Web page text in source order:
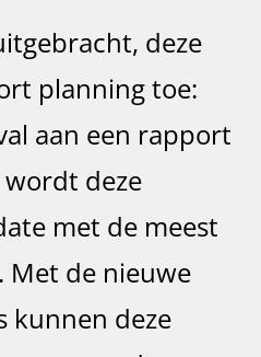
deze
planning toe:
aan een rapport
deze
met de meest
Met de nieuwe
kunnen deze